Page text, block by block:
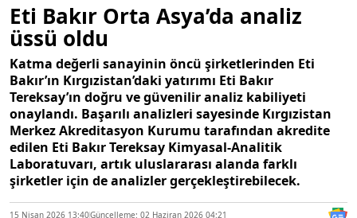
Eti Bakır Orta Asya’da analiz
üssü oldu
Katma değerli sanayinin öncü şirketlerinden Eti
Bakır’ın Kırgızistan’daki yatırımı Eti Bakır
Tereksay’ın doğru ve güvenilir analiz kabiliyeti
onaylandı. Başarılı analizleri sayesinde Kırgızistan
Merkez Akreditasyon Kurumu tarafından akredite
edilen Eti Bakır Tereksay Kimyasal-Analitik
Laboratuvarı, artık uluslararası alanda farklı
şirketler için de analizler gerçekleştirebilecek.
15 Nisan 2026 13:40Güncelleme: 02 Haziran 2026 04:21